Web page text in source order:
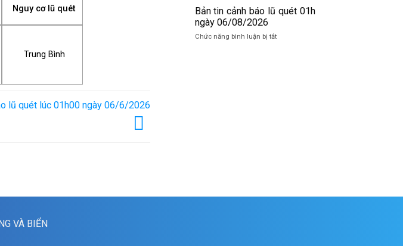
Nguy cơ lũ quét
Trung Bình
lũ quét lúc 01h00 ngày 06/6/2026
Hồng_IMHEMS_06.08.2026
tin
cảnh
lũ
Bản tin cảnh báo lũ quét 01h
ngày 06/08/2026
Chức năng bình luận bị tắtở
VÀ BIỂN